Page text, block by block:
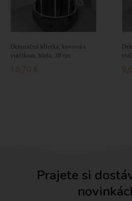
Dekoračná klietka, kovová s
vtáčikom, biela, 38 cm
10,70 €
Prajete si